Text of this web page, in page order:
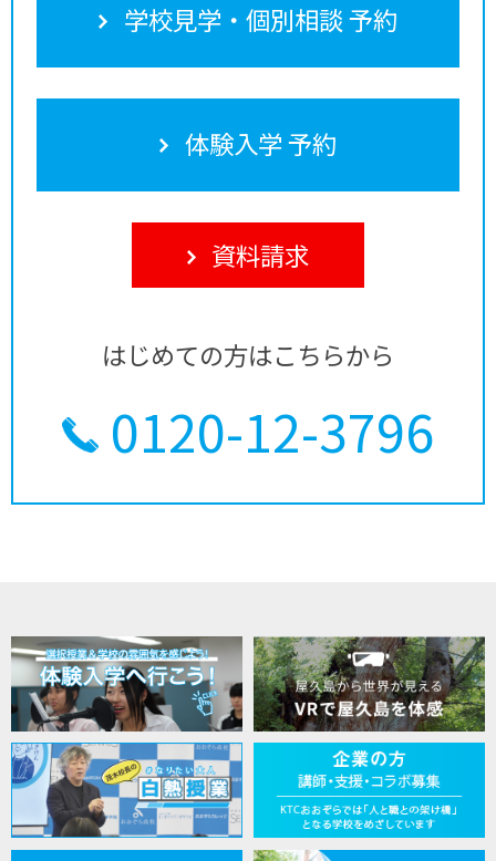
学校見学・個別相談 予約
体験入学 予約
資料請求
はじめての方はこちらから
0120-12-3796